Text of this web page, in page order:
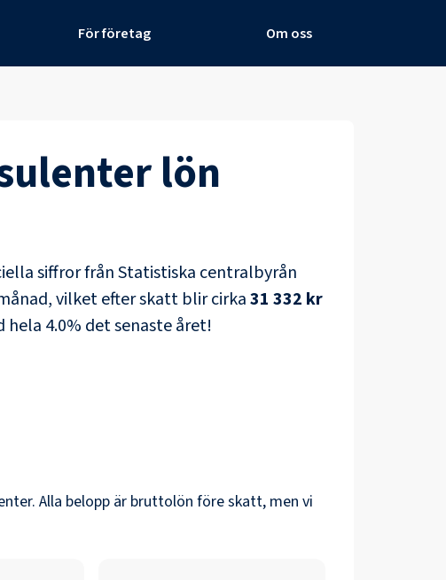
För företag Om oss
lön
siffror från Statistiska centralbyrån
vilket efter skatt blir cirka31 332 kr
hela 4.0% det senaste året!
. Alla belopp är bruttolön före skatt, men vi